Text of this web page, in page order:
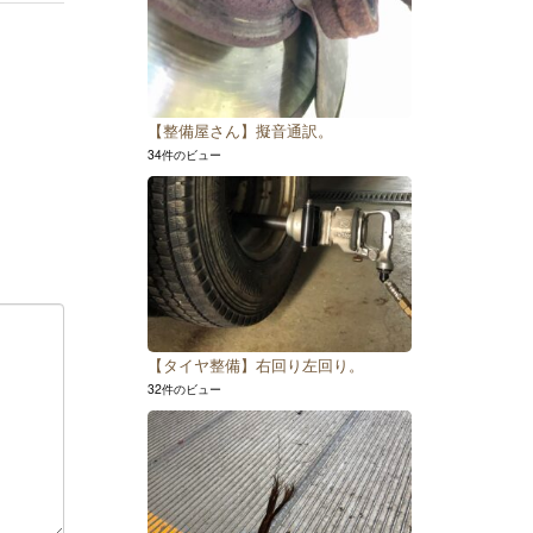
【整備屋さん】擬音通訳。
34件のビュー
【タイヤ整備】右回り左回り。
32件のビュー